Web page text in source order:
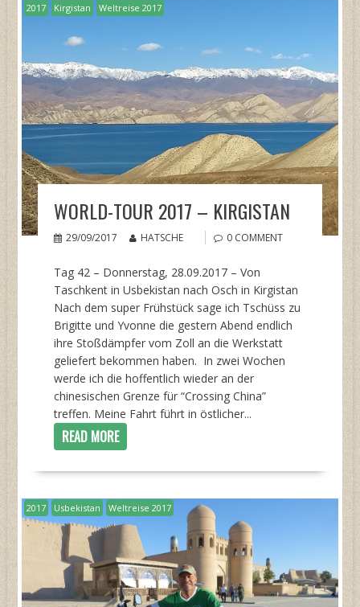
2017 Kirgistan Weltreise 2017
WORLD-TOUR 2017 – KIRGISTAN
29/09/2017 HATSCHE 0 COMMENT
Tag 42 – Donnerstag, 28.09.2017 – Von
Taschkent in Usbekistan nach Osch in Kirgistan
Nach dem super Frühstück sage ich Tschüss zu
Brigitte und Yvonne die gestern Abend endlich
ihre Stoßdämpfer vom Zoll an die Werkstatt
geliefert bekommen haben. In zwei Wochen
werde ich die hoffentlich wieder an der
chinesischen Grenze für “Crossing China”
treffen. Meine Fahrt führt in östlicher...
READ MORE
2017 Usbekistan Weltreise 2017